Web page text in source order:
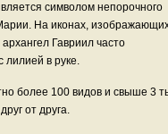
символом непорочного
На иконах,
Гавриил часто
лилией в руке.
более 100 видов и свыше 3
от друга.